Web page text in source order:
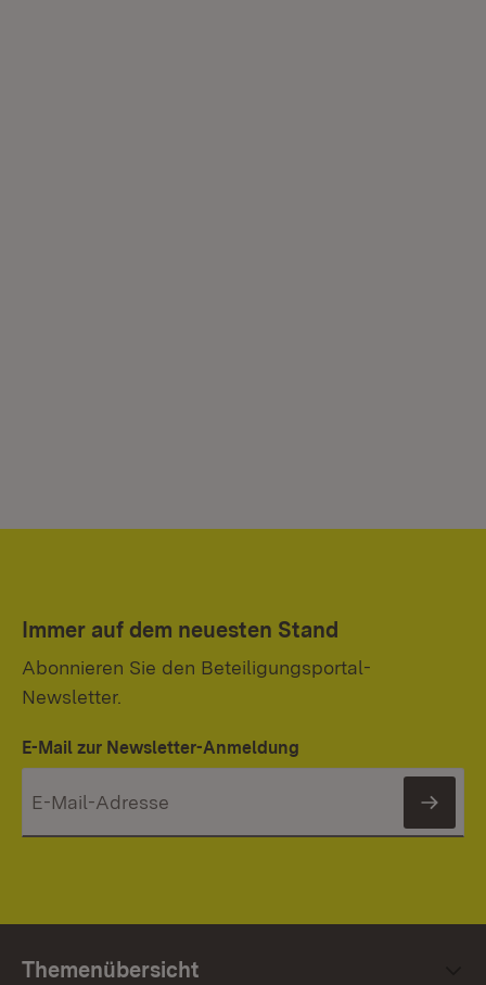
Immer auf dem neuesten Stand
Abonnieren Sie den Beteiligungsportal-
Newsletter.
E-Mail zur Newsletter-Anmeldung
Themenübersicht